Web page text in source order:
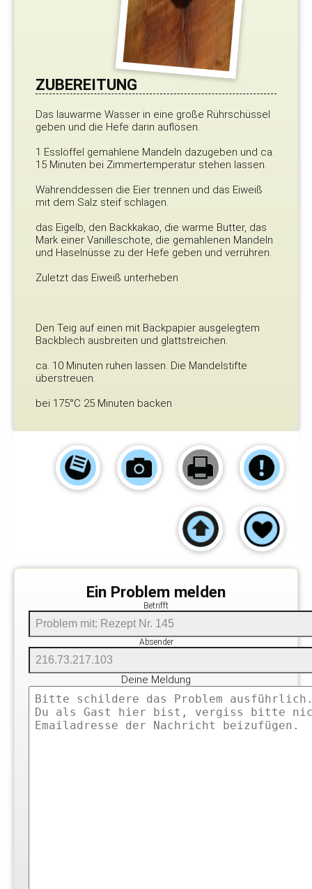
ZUBEREITUNG
Das lauwarme Wasser in eine große Rührschüssel
geben und die Hefe darin auflösen.
1 Esslöffel gemahlene Mandeln dazugeben und ca.
15 Minuten bei Zimmertemperatur stehen lassen.
Währenddessen die Eier trennen und das Eiweiß
mit dem Salz steif schlagen.
das Eigelb, den Backkakao, die warme Butter, das
Mark einer Vanilleschote, die gemahlenen Mandeln
und Haselnüsse zu der Hefe geben und verrühren.
Zuletzt das Eiweiß unterheben
Den Teig auf einen mit Backpapier ausgelegtem
Backblech ausbreiten und glattstreichen.
ca. 10 Minuten ruhen lassen. Die Mandelstifte
überstreuen.
bei 175°C 25 Minuten backen
Ein Problem melden
Betrifft
Absender
Deine Meldung